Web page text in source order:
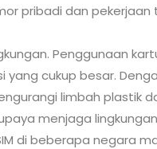
pribadi dan pekerjaan
Penggunaan
cukup besar.
limbah plastik
menjaga
di beberapa negara